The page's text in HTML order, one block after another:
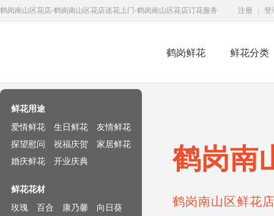
鹤岗南山区花店-鹤岗南山区花店送花上门-鹤岗南山区花店订花服务 注册 登
鹤岗鲜花 鲜花分类
鹤岗南
鹤岗南山区鲜花
鲜花用途
爱情鲜花
生日鲜花
友情鲜花
探望慰问
祝福庆贺
家居鲜花
婚庆鲜花
开业庆典
鲜花花材
玫瑰
百合 康乃馨
向日葵